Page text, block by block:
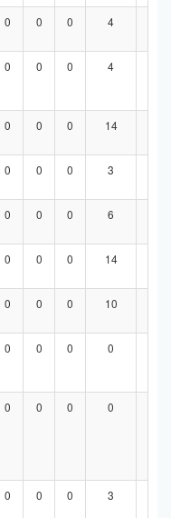
0 0 0 4
0 0 0 4
0 0 0 14
0 0 0 3
0 0 0 6
0 0 0 14
0 0 0 10
0 0 0 0
0 0 0 0
0 0 0 3